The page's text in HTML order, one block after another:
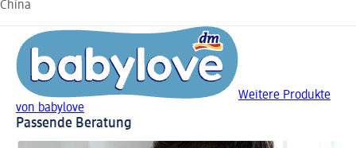
China
Weitere Produkte
von babylove
Passende Beratung